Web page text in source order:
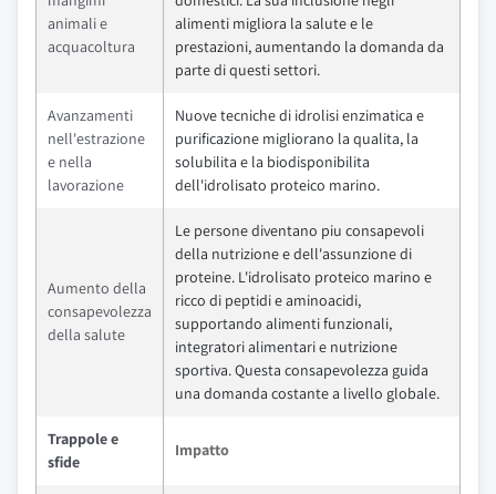
animali e
acquacoltura
alimenti migliora la salute e le
prestazioni, aumentando la domanda da
parte di questi settori.
Avanzamenti
nell'estrazione
e nella
lavorazione
Nuove tecniche di idrolisi enzimatica e
purificazione migliorano la qualita, la
solubilita e la biodisponibilita
dell'idrolisato proteico marino.
Aumento della
consapevolezza
della salute
Le persone diventano piu consapevoli
della nutrizione e dell'assunzione di
proteine. L'idrolisato proteico marino e
ricco di peptidi e aminoacidi,
supportando alimenti funzionali,
integratori alimentari e nutrizione
sportiva. Questa consapevolezza guida
una domanda costante a livello globale.
Trappole e
sfide
Impatto